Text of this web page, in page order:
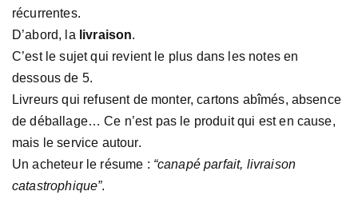
récurrentes.
D’abord, la livraison.
C’est le sujet qui revient le plus dans les notes en
dessous de 5.
Livreurs qui refusent de monter, cartons abîmés, absence
de déballage… Ce n’est pas le produit qui est en cause,
mais le service autour.
Un acheteur le résume : “canapé parfait, livraison
catastrophique”.